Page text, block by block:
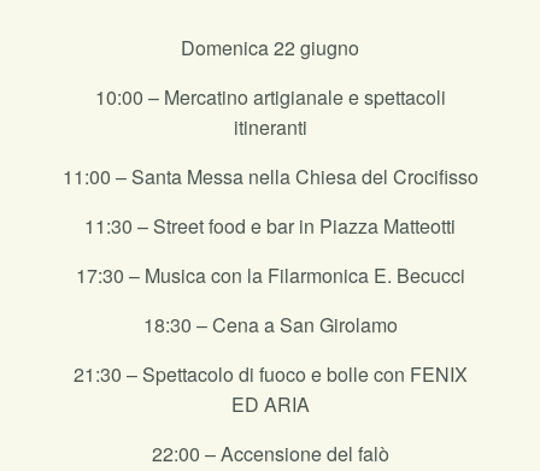
Domenica 22 giugno
10:00 – Mercatino artigianale e spettacoli
itineranti
11:00 – Santa Messa nella Chiesa del Crocifisso
11:30 – Street food e bar in Piazza Matteotti
17:30 – Musica con la Filarmonica E. Becucci
18:30 – Cena a San Girolamo
21:30 – Spettacolo di fuoco e bolle con FENIX
ED ARIA
22:00 – Accensione del falò